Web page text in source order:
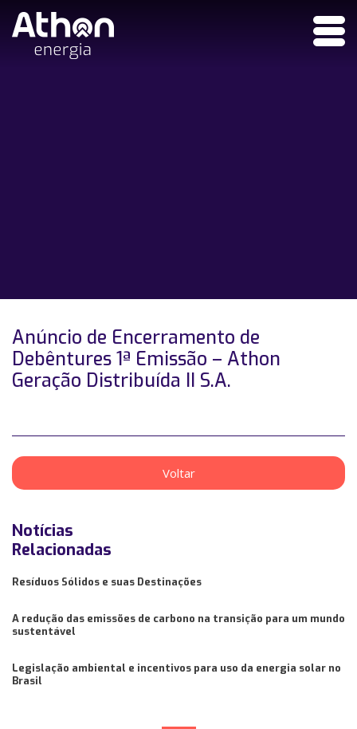
Anúncio de Encerramento de
Debêntures 1ª Emissão – Athon
Geração Distribuída II S.A.
Voltar
Notícias
Relacionadas
Resíduos Sólidos e suas Destinações
A redução das emissões de carbono na transição para um mundo
sustentável
Legislação ambiental e incentivos para uso da energia solar no
Brasil